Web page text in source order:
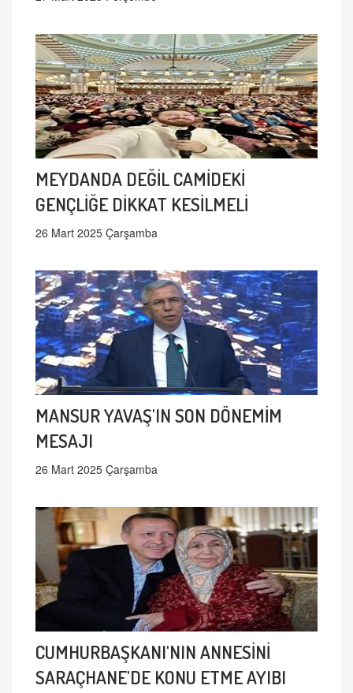
MEYDANDA DEĞİL CAMİDEKİ
GENÇLİĞE DİKKAT KESİLMELİ
26 Mart 2025 Çarşamba
MANSUR YAVAŞ'IN SON DÖNEMİM
MESAJI
26 Mart 2025 Çarşamba
CUMHURBAŞKANI'NIN ANNESİNİ
SARAÇHANE'DE KONU ETME AYIBI